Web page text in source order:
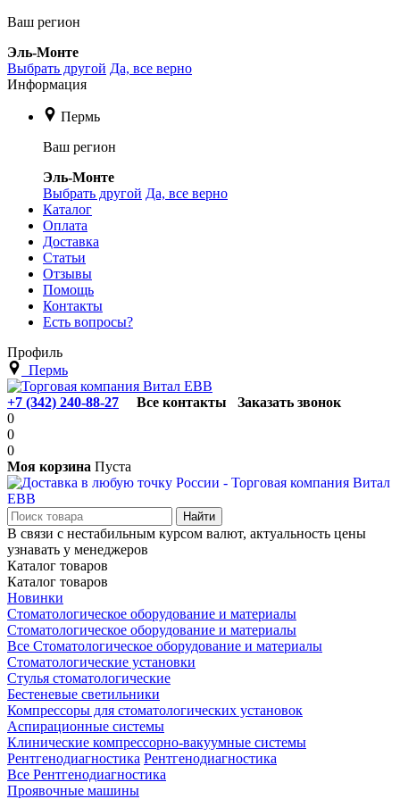
Ваш регион
Эль-Монте
Выбрать другой Да, все верно
Информация
Пермь
Ваш регион
Эль-Монте
Выбрать другой Да, все верно
Каталог
Оплата
Доставка
Статьи
Отзывы
Помощь
Контакты
Есть вопросы?
Профиль
Пермь
+7 (342) 240-88-27 Все контакты
Заказать звонок
0
0
0
Моя корзина Пуста
В связи с нестабильным курсом валют, актуальность цены
узнавать у менеджеров
Каталог товаров
Каталог товаров
Новинки
Стоматологическое оборудование и материалы
Стоматологическое оборудование и материалы
Все Стоматологическое оборудование и материалы
Стоматологические установки
Стулья стоматологические
Бестеневые светильники
Компрессоры для стоматологических установок
Аспирационные системы
Клинические компрессорно-вакуумные системы
Рентгенодиагностика Рентгенодиагностика
Все Рентгенодиагностика
Проявочные машины